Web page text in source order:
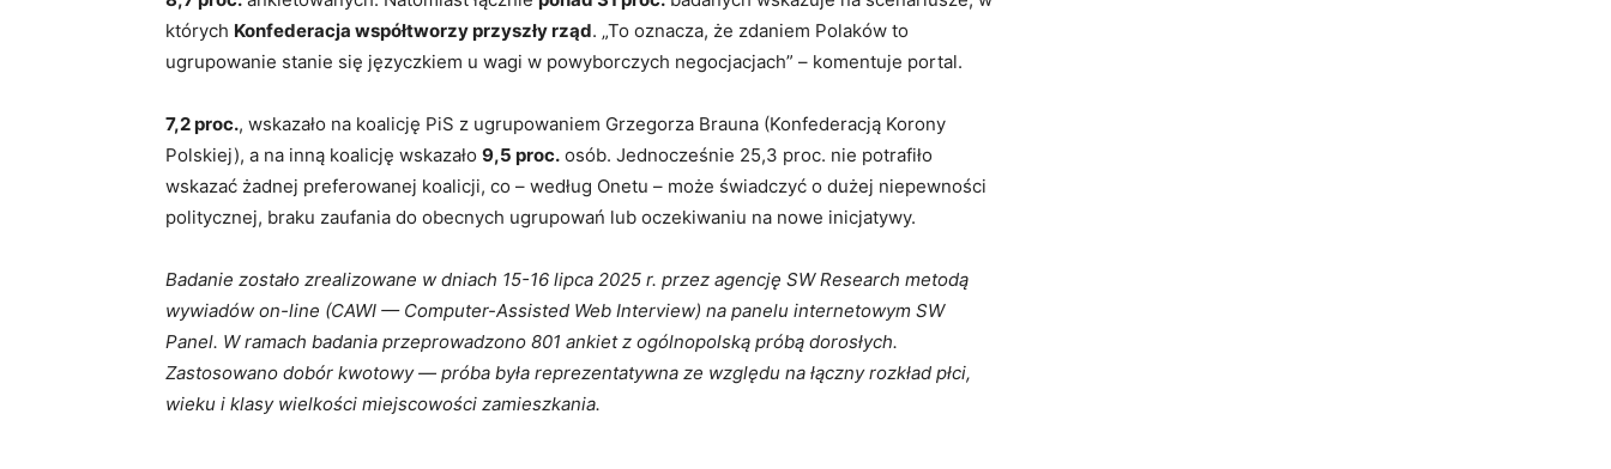
których Konfederacja współtworzy przyszły rząd. „To oznacza, że zdaniem Polaków to
ugrupowanie stanie się języczkiem u wagi w powyborczych negocjacjach” – komentuje portal.
7,2 proc., wskazało na koalicję PiS z ugrupowaniem Grzegorza Brauna (Konfederacją Korony
Polskiej), a na inną koalicję wskazało 9,5 proc. osób. Jednocześnie 25,3 proc. nie potrafiło
wskazać żadnej preferowanej koalicji, co – według Onetu – może świadczyć o dużej niepewności
politycznej, braku zaufania do obecnych ugrupowań lub oczekiwaniu na nowe inicjatywy.
Badanie zostało zrealizowane w dniach 15-16 lipca 2025 r. przez agencję SW Research metodą
wywiadów on-line (CAWI — Computer-Assisted Web Interview) na panelu internetowym SW
Panel. W ramach badania przeprowadzono 801 ankiet z ogólnopolską próbą dorosłych.
Zastosowano dobór kwotowy — próba była reprezentatywna ze względu na łączny rozkład płci,
wieku i klasy wielkości miejscowości zamieszkania.